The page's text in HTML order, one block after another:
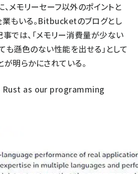
メモリーセーフ以外のポイントと
もいる。Bitbucketのブログとし
では、「メモリー消費量が少ない
も遜色のない性能を出せる」として
明らかにされている。
Rust as our programming